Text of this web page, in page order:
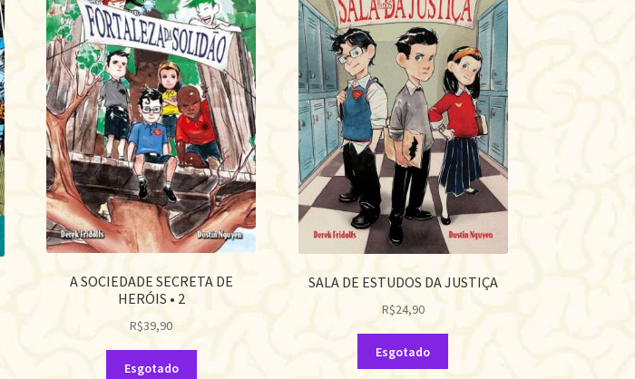
A SOCIEDADE SECRETA DE
HERÓIS • 2
R$39,90
Esgotado
SALA DE ESTUDOS DA JUSTIÇA
R$24,90
Esgotado